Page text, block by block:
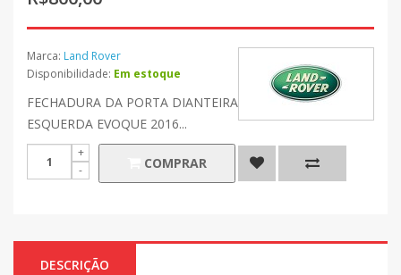
Marca: Land Rover
Disponibilidade: Em estoque
FECHADURA DA PORTA DIANTEIRA
ESQUERDA EVOQUE 2016...
COMPRAR
DESCRIÇÃO